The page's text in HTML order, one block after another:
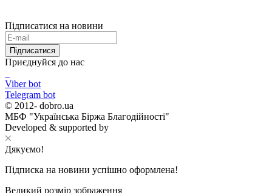
Підписатися на новини
Підписатися
Приєднуйся до нас
Viber bot
Telegram bot
© 2012- dobro.ua
МБФ "Українська Біржа Благодійності"
Developed & supported by
Дякуємо!
Підписка на новини успішно оформлена!
Великий розмір зображення